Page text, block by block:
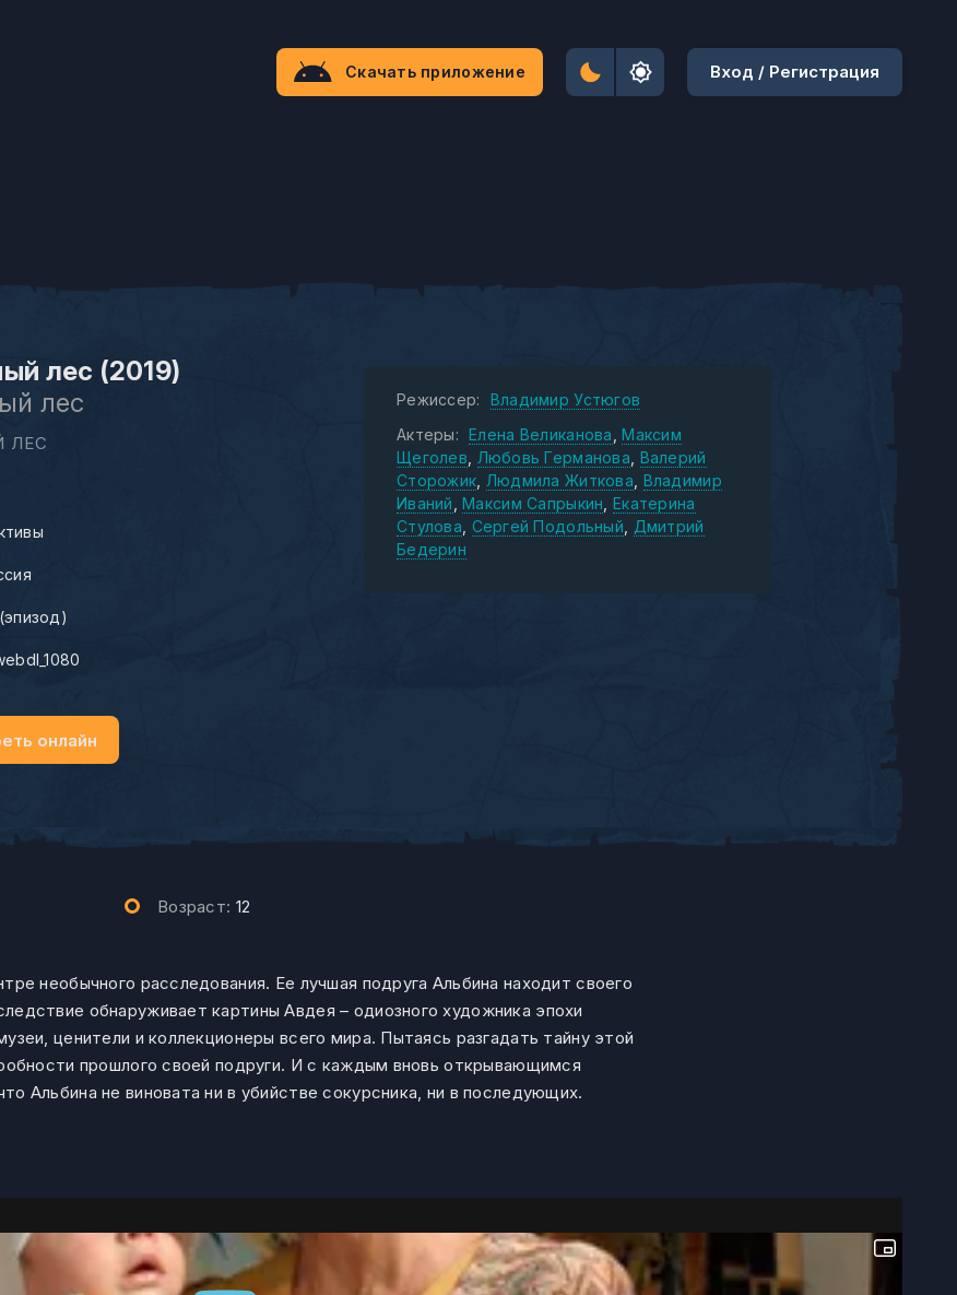
Скачать приложение Вход / Регистрация
лес (2019)
лес
ЛЕС
онлайн
Режиссер:
Владимир Устюгов
Актеры:
Елена Великанова
Максим
Щеголев
Любовь Германова Валерий
Сторожик Людмила Житкова Владимир
Иваний
Максим Сапрыкин Екатерина
Стулова Сергей Подольный
Дмитрий
Бедерин
Возраст: 12
необычного расследования. Ее лучшая подруга Альбина находит своего
обнаруживает картины Авдея – одиозного художника эпохи
ценители и коллекционеры всего мира. Пытаясь разгадать тайну этой
прошлого своей подруги. И с каждым вновь открывающимся
Альбина не виновата ни в убийстве сокурсника, ни в последующих.